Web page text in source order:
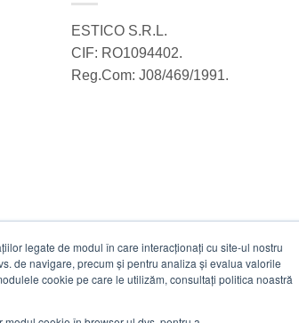
legate de modul în care interacționați cu site-ul nostru
de navigare, precum și pentru analiza și evalua valorile
cookie pe care le utilizăm, consultați politica noastră
ESTICO S.R.L.
CIF: RO1094402.
Reg.Com: J08/469/1991.